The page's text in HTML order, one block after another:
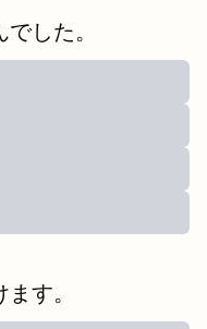
した。
す。